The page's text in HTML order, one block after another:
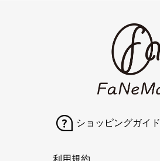
ショッピングガイド